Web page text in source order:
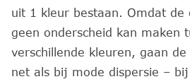
uit 1 kleur bestaan. Omdat de
geen onderscheid kan maken
verschillende kleuren, gaan
net als bij mode dispersie –